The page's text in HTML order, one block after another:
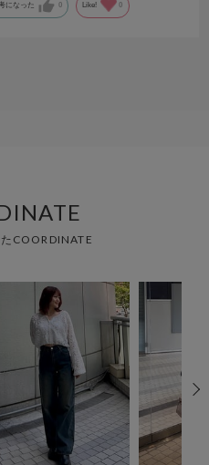
になった 0 Like! 0
COORDINATE